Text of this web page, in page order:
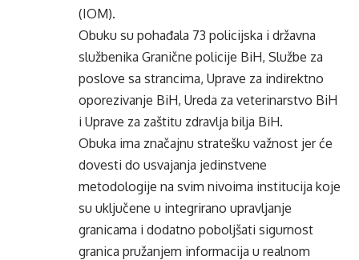
(IOM).
Obuku su pohađala 73 policijska i državna
službenika Granične policije BiH, Službe za
poslove sa strancima, Uprave za indirektno
oporezivanje BiH, Ureda za veterinarstvo BiH
i Uprave za zaštitu zdravlja bilja BiH.
Obuka ima značajnu stratešku važnost jer će
dovesti do usvajanja jedinstvene
metodologije na svim nivoima institucija koje
su uključene u integrirano upravljanje
granicama i dodatno poboljšati sigurnost
granica pružanjem informacija u realnom